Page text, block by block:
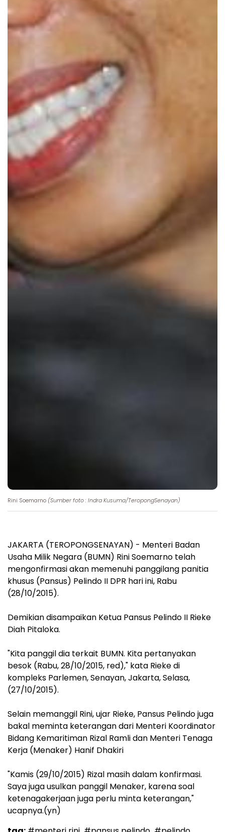
Rini Soemarno (Sumber foto : Indra Kusuma/TeropongSenayan)
JAKARTA (TEROPONGSENAYAN) - Menteri Badan
Usaha Milik Negara (BUMN) Rini Soemarno telah
mengonfirmasi akan memenuhi panggilang panitia
khusus (Pansus) Pelindo II DPR hari ini, Rabu
(28/10/2015).
Demikian disampaikan Ketua Pansus Pelindo II Rieke
Diah Pitaloka.
"Kita panggil dia terkait BUMN. Kita pertanyakan
besok (Rabu, 28/10/2015, red)," kata Rieke di
kompleks Parlemen, Senayan, Jakarta, Selasa,
(27/10/2015).
Selain memanggil Rini, ujar Rieke, Pansus Pelindo juga
bakal meminta keterangan dari Menteri Koordinator
Bidang Kemaritiman Rizal Ramli dan Menteri Tenaga
Kerja (Menaker) Hanif Dhakiri
"Kamis (29/10/2015) Rizal masih dalam konfirmasi.
Saya juga usulkan panggil Menaker, karena soal
ketenagakerjaan juga perlu minta keterangan,"
ucapnya.(yn)